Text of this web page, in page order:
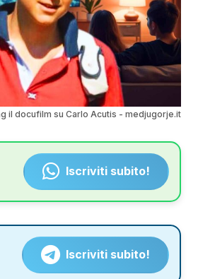
il docufilm su Carlo Acutis - medjugorje.it
Iscriviti subito!
Iscriviti subito!